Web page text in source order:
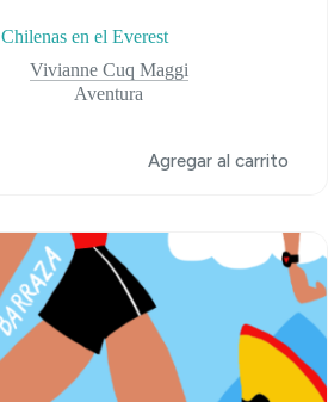
Chilenas en el Everest
Vivianne Cuq Maggi
Aventura
Agregar al carrito